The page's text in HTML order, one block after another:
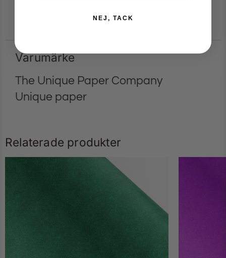
extra effektfull inramning.
Varumärke
The Unique Paper Company
Unique paper
Relaterade produkter
NEJ, TACK